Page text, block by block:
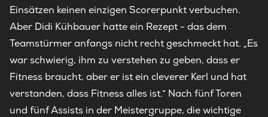
Einsätzen keinen einzigen Scorerpunkt verbuchen.
Aber Didi Kühbauer hatte ein Rezept - das dem
Teamstürmer anfangs nicht recht geschmeckt hat. „Es
war schwierig, ihm zu verstehen zu geben, dass er
Fitness braucht, aber er ist ein cleverer Kerl und hat
verstanden, dass Fitness alles ist.“ Nach fünf Toren
und fünf Assists in der Meistergruppe, die wichtige